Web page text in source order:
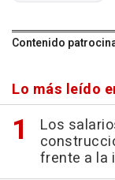
Contenido
Lo más leído
Los
frente a la